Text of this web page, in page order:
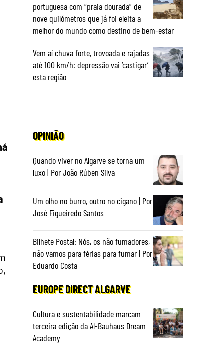
portuguesa com “praia dourada” de
nove quilómetros que já foi eleita a
melhor do mundo como destino de bem-estar
Vem aí chuva forte, trovoada e rajadas
até 100 km/h: depressão vai ‘castigar’
esta região
OPINIÃO
Quando viver no Algarve se torna um
luxo | Por João Rúben Silva
Um olho no burro, outro no cigano | Por
José Figueiredo Santos
Bilhete Postal: Nós, os não fumadores,
não vamos para férias para fumar | Por
Eduardo Costa
EUROPE DIRECT ALGARVE
Cultura e sustentabilidade marcam
terceira edição da Al-Bauhaus Dream
Academy